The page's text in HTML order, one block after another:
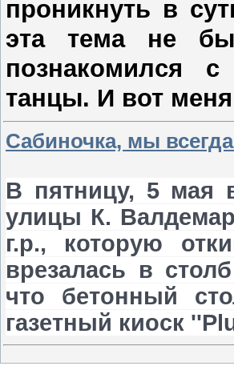
проникнуть в
эта тема не
познакомился
танцы. И вот
Сабиночка, мы
В пятницу, 5 мая
улицы К.
г.р., которую
врезалась в
что бетонный
газетный киоск